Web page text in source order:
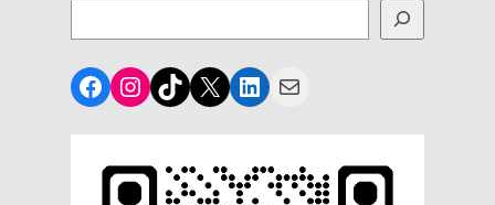
Facebook
Instagram
TikTok
X LinkedIn
Mail